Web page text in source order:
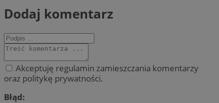
Dodaj komentarz
Akceptuję regulamin zamieszczania komentarzy
oraz politykę prywatności.
Błąd: